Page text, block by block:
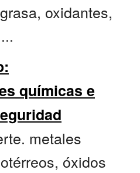
oxidantes,
químicas e
metales
óxidos